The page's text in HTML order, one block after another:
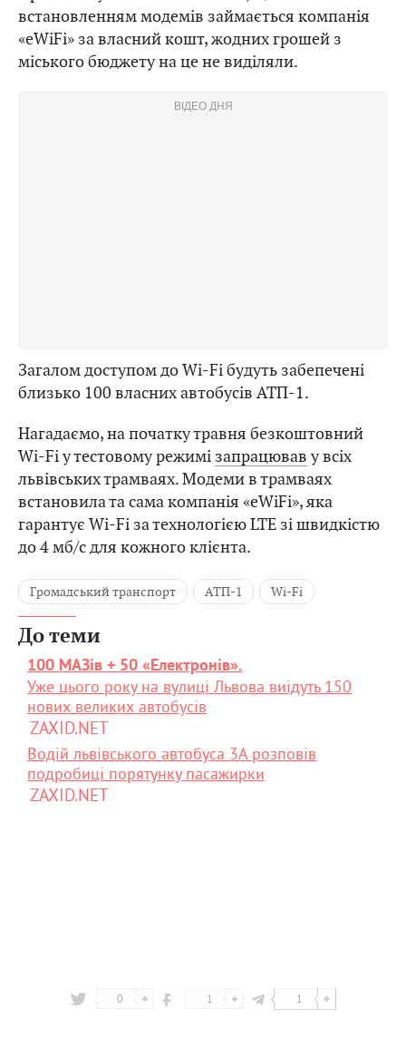
встановленням модемів займається компанія
«eWiFi» за власний кошт, жодних грошей з
міського бюджету на це не виділяли.
ВІДЕО ДНЯ
Загалом доступом до Wi-Fi будуть забепечені
близько 100 власних автобусів АТП-1.
Нагадаємо, на початку травня безкоштовний
Wi-Fi у тестовому режимі запрацював у всіх
львівських трамваях. Модеми в трамваях
встановила та сама компанія «eWiFi», яка
гарантує Wi-Fi за технологією LTE зі швидкістю
до 4 мб/с для кожного клієнта.
Громадський транспорт АТП-1 Wi-Fi
До теми
100 МАЗів + 50 «Електронів».
Уже цього року на вулиці Львова виїдуть 150
нових великих автобусів
ZAXID.NET
Водій львівського автобуса 3А розповів
подробиці порятунку пасажирки
ZAXID.NET
0 1 1